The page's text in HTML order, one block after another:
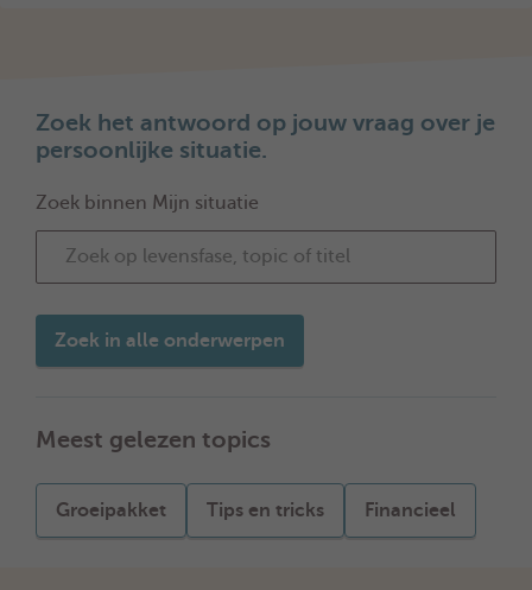
Zoek het antwoord op jouw vraag over je
persoonlijke situatie.
Zoek binnen Mijn situatie
Zoek in alle onderwerpen
Meest gelezen topics
Groeipakket Tips en tricks Financieel